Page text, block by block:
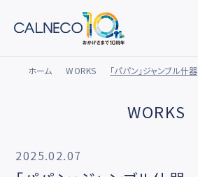
ホーム WORKS 「パパン」ジャンブル什器
WORKS
2025.02.07